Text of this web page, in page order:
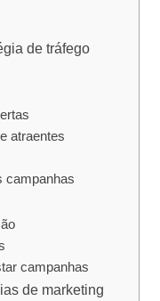
de tráfego
atraentes
campanhas
campanhas
de marketing